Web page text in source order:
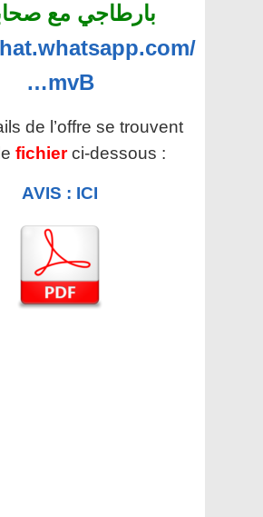
بارطاجي مع
…mvB
de l’offre se trouvent
fichier ci-dessous :
AVIS : ICI